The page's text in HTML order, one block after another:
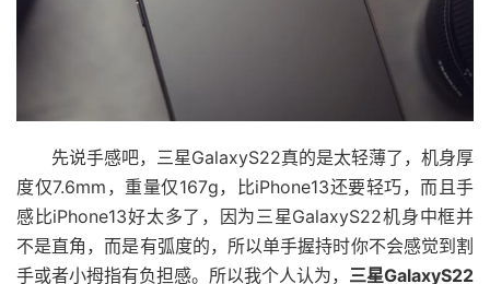
先说手感吧，三星GalaxyS22真的是太轻薄了，机身厚
度仅7.6mm，重量仅167g，比iPhone13还要轻巧，而且手
感比iPhone13好太多了，因为三星GalaxyS22机身中框并
不是直角，而是有弧度的，所以单手握持时你不会感觉到割
手或者小拇指有负担感。所以我个人认为， 三星GalaxyS22